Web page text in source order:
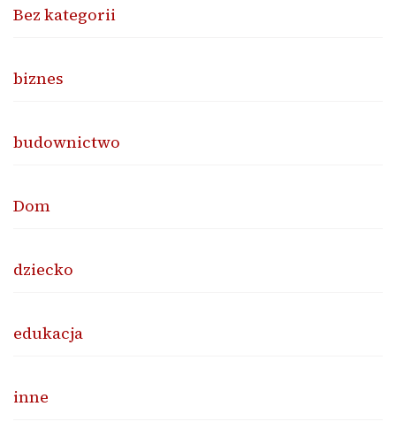
Bez kategorii
biznes
budownictwo
Dom
dziecko
edukacja
inne